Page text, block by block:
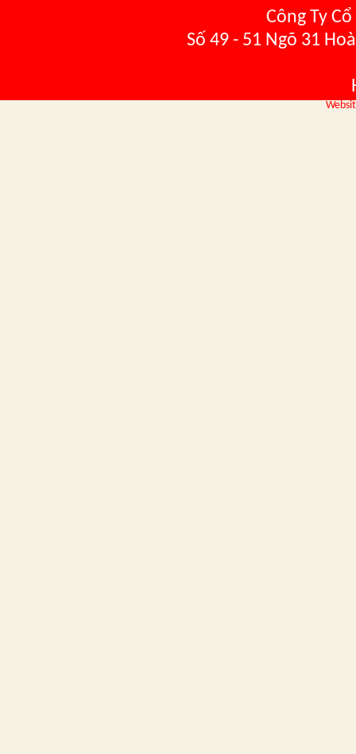
Công Ty
Số 49 - 51 Ngõ 31